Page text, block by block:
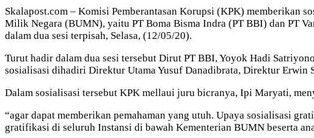
Skalapost.com – Komisi Pemberantasan Korupsi (KPK) memberikan
Milik Negara (BUMN), yaitu PT Boma Bisma Indra (PT BBI) dan PT
dalam dua sesi terpisah, Selasa, (12/05/20).
Turut hadir dalam dua sesi tersebut Dirut PT BBI, Yoyok Hadi
sosialisasi dihadiri Direktur Utama Yusuf Danadibrata, Direktur Erwin
Dalam sosialisasi tersebut KPK mellaui juru bicranya, Ipi Maryati,
“agar dapat memberikan pemahaman yang utuh. Upaya sosialisasi
gratifikasi di seluruh Instansi di bawah Kementerian BUMN beserta